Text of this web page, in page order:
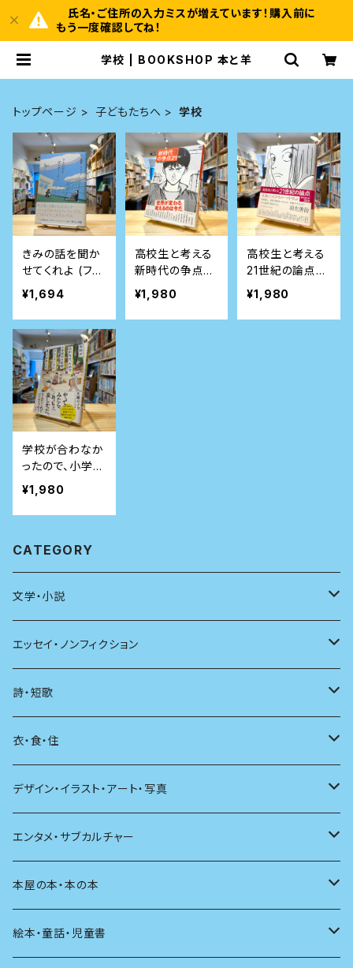
氏名・ご住所の入力ミスが増えています！購入前に
もう一度確認してね！
学校 | BOOKSHOP 本と羊
トップページ 子どもたちへ 学校
きみの話を聞か
せてくれよ (フレ
ーベル館文学の
森)
¥1,694
高校生と考える
新時代の争点21
(桐光学園大学
訪問授業)
¥1,980
高校生と考える
21世紀の論点
(桐光学園大学
訪問授業)
¥1,980
学校が合わなか
ったので、小学校
の6年間プレー
パークに通って
みました
¥1,980
CATEGORY
文学・小説
日本
海外
日本語
文学理論
評論
文章術
エッセイ・ノンフィクション
エッセイ
日記
ノンフィクション
その他
評論
言葉
詩・短歌
詩
短歌
その他
衣・食・住
着る
食べる
料理
発酵・麹
住う
その他
デザイン・イラスト・アート・写真
デザイン
イラスト
アート
エンタメ・サブカルチャー
映画
音楽
本屋の本・本の本
本屋さんの本
絵本・童話・児童書